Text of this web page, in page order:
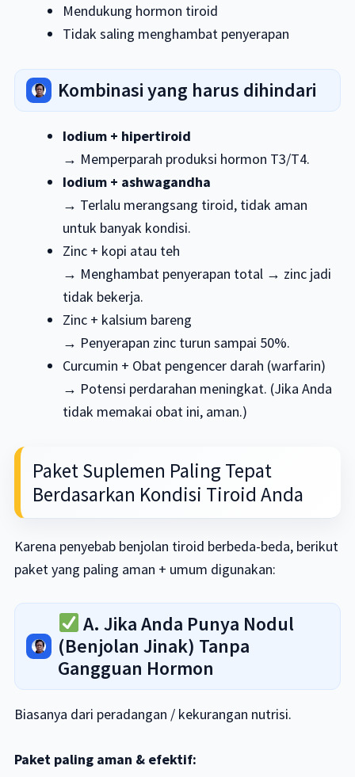
Mendukung hormon tiroid
Tidak saling menghambat penyerapan
Kombinasi yang harus dihindari
Iodium + hipertiroid
→ Memperparah produksi hormon T3/T4.
Iodium + ashwagandha
→ Terlalu merangsang tiroid, tidak aman
untuk banyak kondisi.
Zinc + kopi atau teh
→ Menghambat penyerapan total → zinc jadi
tidak bekerja.
Zinc + kalsium bareng
→ Penyerapan zinc turun sampai 50%.
Curcumin + Obat pengencer darah (warfarin)
→ Potensi perdarahan meningkat. (Jika Anda
tidak memakai obat ini, aman.)
Paket Suplemen Paling Tepat
Berdasarkan Kondisi Tiroid Anda
Karena penyebab benjolan tiroid berbeda-beda, berikut
paket yang paling aman + umum digunakan:
A. Jika Anda Punya Nodul
(Benjolan Jinak) Tanpa
Gangguan Hormon
Biasanya dari peradangan / kekurangan nutrisi.
Paket paling aman & efektif: